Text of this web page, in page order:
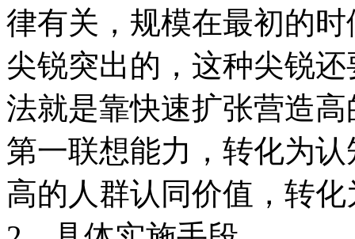
律有关，规模在最初的
尖锐突出的，这种尖锐
法就是靠快速扩张营造
第一联想能力，转化为
高的人群认同价值，转